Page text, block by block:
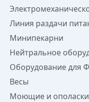
Линия раздачи
Минипекарни
Нейтральное
Оборудование для
Весы
Моющие и